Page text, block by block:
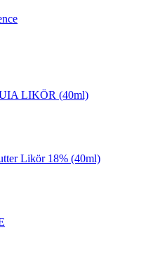
LIKÖR (40ml)
Likör 18% (40ml)